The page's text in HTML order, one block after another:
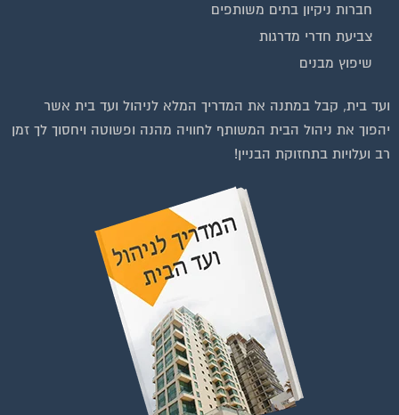
חברות ניקיון בתים משותפים
צביעת חדרי מדרגות
שיפוץ מבנים
ועד בית, קבל במתנה את המדריך המלא לניהול ועד בית אשר
יהפוך את ניהול הבית המשותף לחוויה מהנה ופשוטה ויחסוך לך זמן
רב ועלויות בתחזוקת הבניין!
להצטרפות לחצו על התמונה או על הכפתור ושלחו בקשת הצטרפות בדף
הקבוצה
לחץ למעבר לקבוצה